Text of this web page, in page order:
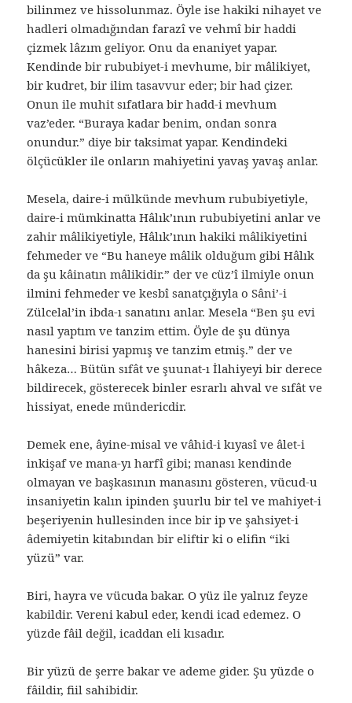
bilinmez ve hissolunmaz. Öyle ise hakiki nihayet ve
hadleri olmadığından farazî ve vehmî bir haddi
çizmek lâzım geliyor. Onu da enaniyet yapar.
Kendinde bir rububiyet-i mevhume, bir mâlikiyet,
bir kudret, bir ilim tasavvur eder; bir had çizer.
Onun ile muhit sıfatlara bir hadd-i mevhum
vaz’eder. “Buraya kadar benim, ondan sonra
onundur.” diye bir taksimat yapar. Kendindeki
ölçücükler ile onların mahiyetini yavaş yavaş anlar.
Mesela, daire-i mülkünde mevhum rububiyetiyle,
daire-i mümkinatta Hâlık’ının rububiyetini anlar ve
zahir mâlikiyetiyle, Hâlık’ının hakiki mâlikiyetini
fehmeder ve “Bu haneye mâlik olduğum gibi Hâlık
da şu kâinatın mâlikidir.” der ve cüz’î ilmiyle onun
ilmini fehmeder ve kesbî sanatçığıyla o Sâni’-i
Zülcelal’in ibda-ı sanatını anlar. Mesela “Ben şu evi
nasıl yaptım ve tanzim ettim. Öyle de şu dünya
hanesini birisi yapmış ve tanzim etmiş.” der ve
hâkeza… Bütün sıfât ve şuunat-ı İlahiyeyi bir derece
bildirecek, gösterecek binler esrarlı ahval ve sıfât ve
hissiyat, enede mündericdir.
Demek ene, âyine-misal ve vâhid-i kıyasî ve âlet-i
inkişaf ve mana-yı harfî gibi; manası kendinde
olmayan ve başkasının manasını gösteren, vücud-u
insaniyetin kalın ipinden şuurlu bir tel ve mahiyet-i
beşeriyenin hullesinden ince bir ip ve şahsiyet-i
âdemiyetin kitabından bir eliftir ki o elifin “iki
yüzü” var.
Biri, hayra ve vücuda bakar. O yüz ile yalnız feyze
kabildir. Vereni kabul eder, kendi icad edemez. O
yüzde fâil değil, icaddan eli kısadır.
Bir yüzü de şerre bakar ve ademe gider. Şu yüzde o
fâildir, fiil sahibidir.